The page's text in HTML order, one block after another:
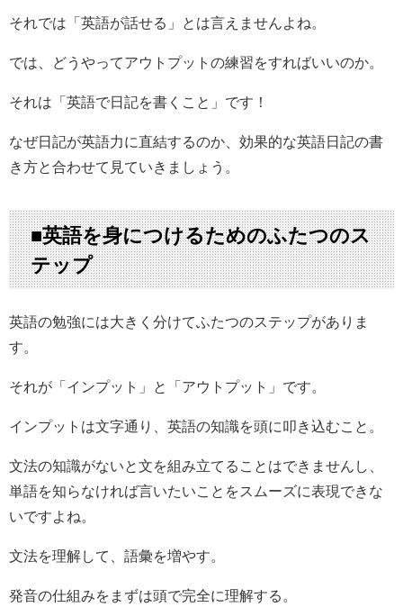
それでは「英語が話せる」とは言えませんよね。
では、どうやってアウトプットの練習をすればいいのか。
それは「英語で日記を書くこと」です！
なぜ日記が英語力に直結するのか、効果的な英語日記の書
き方と合わせて見ていきましょう。
■英語を身につけるためのふたつのス
テップ
英語の勉強には大きく分けてふたつのステップがありま
す。
それが「インプット」と「アウトプット」です。
インプットは文字通り、英語の知識を頭に叩き込むこと。
文法の知識がないと文を組み立てることはできませんし、
単語を知らなければ言いたいことをスムーズに表現できな
いですよね。
文法を理解して、語彙を増やす。
発音の仕組みをまずは頭で完全に理解する。